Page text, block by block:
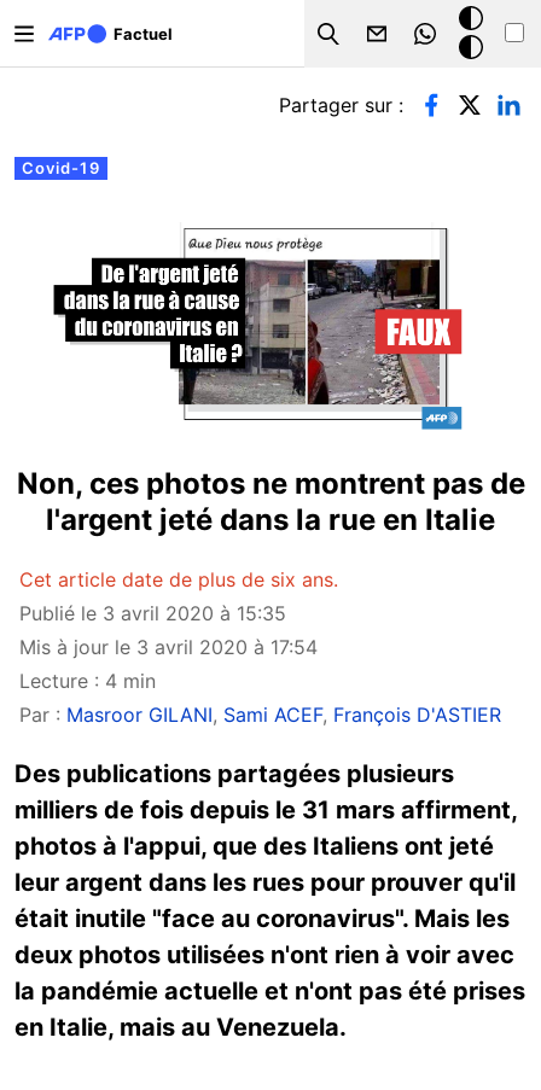
Factuel
Search
Mode
sombre
Onglets principaux
Covid-19
Partager sur :
Non, ces photos ne montrent pas de
l'argent jeté dans la rue en Italie
Cet article date de plus de six ans.
Publié le 3 avril 2020 à 15:35
Mis à jour le 3 avril 2020 à 17:54
Lecture : 4 min
Par : Masroor GILANI, Sami ACEF, François D'ASTIER
Des publications partagées plusieurs
milliers de fois depuis le 31 mars affirment,
photos à l'appui, que des Italiens ont jeté
leur argent dans les rues pour prouver qu'il
était inutile "face au coronavirus". Mais les
deux photos utilisées n'ont rien à voir avec
la pandémie actuelle et n'ont pas été prises
en Italie, mais au Venezuela.